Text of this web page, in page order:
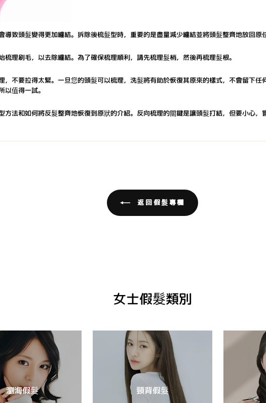
導致頭髮變得更加纏結。拆除後梳髮型時，重要的是盡量減少纏結並將頭髮整齊地放回原
梳理刷毛，以去除纏結。為了確保梳理順利，請先梳理髮梢，然後再梳理髮根。
，不要拉得太緊。一旦您的頭髮可以梳理，洗髮將有助於恢復其原來的樣式，不會留下
以值得一試。
方法和如何將反髮整齊地恢復到原狀的介紹。反向梳理的關鍵是讓頭髮打結，但要小心
返回假髮專欄
女士假髮類別
瀏海假髮 頸背假髮